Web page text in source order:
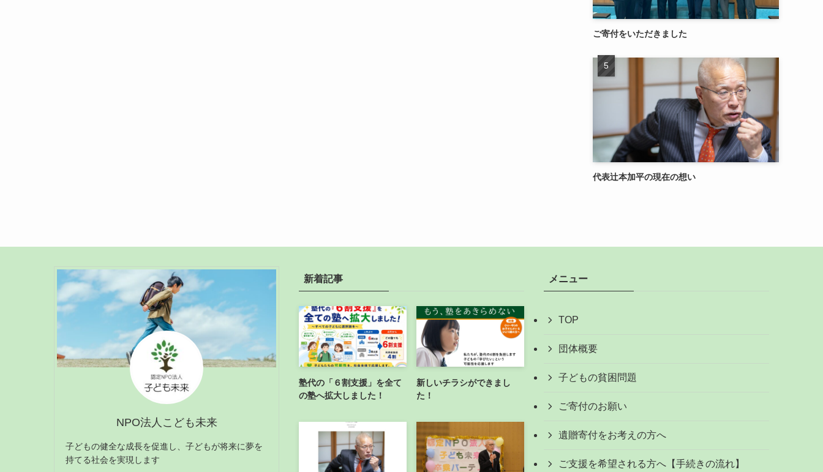
ご寄付をいただきました
代表辻本加平の現在の想い
NPO法人こども未来
子どもの健全な成長を促進し、子どもが将来に夢を
持てる社会を実現します
新着記事
塾代の「６割支援」を全て
の塾へ拡大しました！
新しいチラシができまし
た！
メニュー
TOP
団体概要
子どもの貧困問題
ご寄付のお願い
遺贈寄付をお考えの方へ
ご支援を希望される方へ【手続きの流れ】